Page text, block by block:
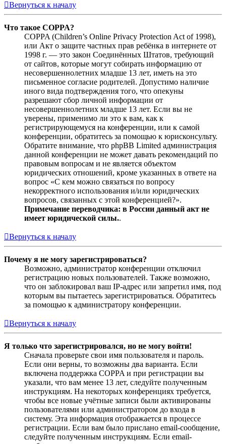
Вернуться к началу
Что такое COPPA?
COPPA (Children’s Online Privacy Protection Act of 1998),
или Акт о защите частных прав ребёнка в интернете от
1998 г. — это закон Соединённых Штатов, требующий
от сайтов, которые могут собирать информацию от
несовершеннолетних младше 13 лет, иметь на это
письменное согласие родителей. Допустимо наличие
иного вида подтверждения того, что опекуны
разрешают сбор личной информации от
несовершеннолетних младше 13 лет. Если вы не
уверены, применимо ли это к вам, как к
регистрирующемуся на конференции, или к самой
конференции, обратитесь за помощью к юрисконсульту.
Обратите внимание, что phpBB Limited администрация
данной конференции не может давать рекомендаций по
правовым вопросам и не является объектом
юридических отношений, кроме указанных в ответе на
вопрос «С кем можно связаться по вопросу
некорректного использования и/или юридических
вопросов, связанных с этой конференцией?».
Примечание переводчика: в России данный акт не
имеет юридической силы..
Вернуться к началу
Почему я не могу зарегистрироваться?
Возможно, администратор конференции отключил
регистрацию новых пользователей. Также возможно,
что он заблокировал ваш IP-адрес или запретил имя, под
которым вы пытаетесь зарегистрироваться. Обратитесь
за помощью к администратору конференции.
Вернуться к началу
Я только что зарегистрировался, но не могу войти!
Сначала проверьте свои имя пользователя и пароль.
Если они верны, то возможны два варианта. Если
включена поддержка COPPA и при регистрации вы
указали, что вам менее 13 лет, следуйте полученным
инструкциям. На некоторых конференциях требуется,
чтобы все новые учётные записи были активированы
пользователями или администратором до входа в
систему. Эта информация отображается в процессе
регистрации. Если вам было прислано email-сообщение,
следуйте полученным инструкциям. Если email-